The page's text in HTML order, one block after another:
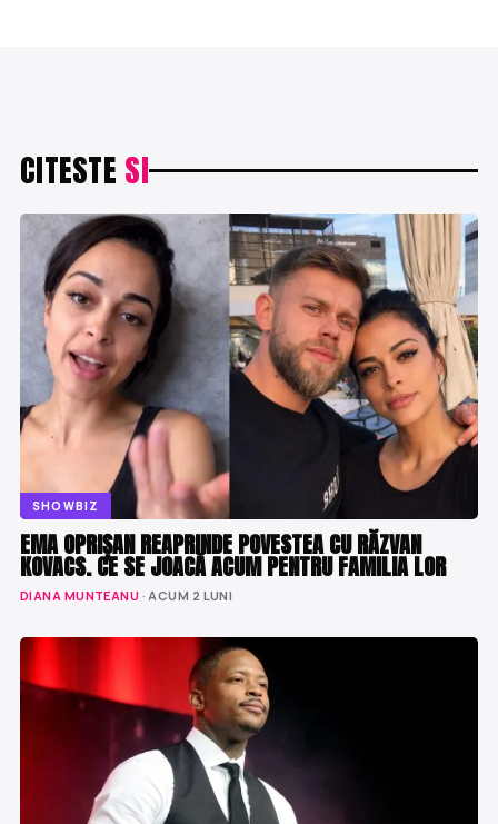
CITESTE SI
SHOWBIZ
EMA OPRIȘAN REAPRINDE POVESTEA CU RĂZVAN
KOVACS. CE SE JOACĂ ACUM PENTRU FAMILIA LOR
DIANA MUNTEANU · ACUM 2 LUNI